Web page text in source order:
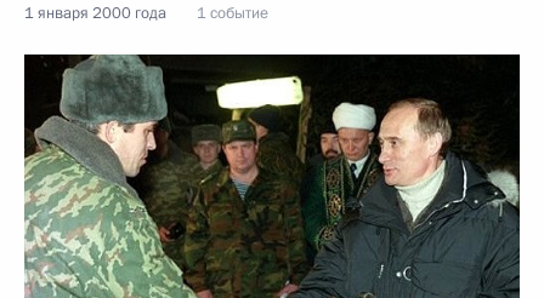
1 января 2000 года 1 событие